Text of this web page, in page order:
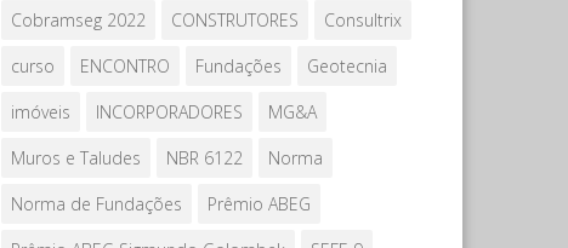
Cobramseg 2022
CONSTRUTORES
Consultrix
curso
ENCONTRO Fundações
Geotecnia
imóveis
INCORPORADORES
MG&A
Muros e Taludes
NBR 6122
Norma
Norma de Fundações
Prêmio ABEG